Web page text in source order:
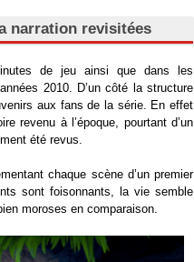
narration revisitées
de jeu ainsi que dans les
2010. D’un côté la structure
aux fans de la série. En effet
revenu à l’époque, pourtant d’un
été revus.
chaque scène d’un premier
sont foisonnants, la vie semble
moroses en comparaison.